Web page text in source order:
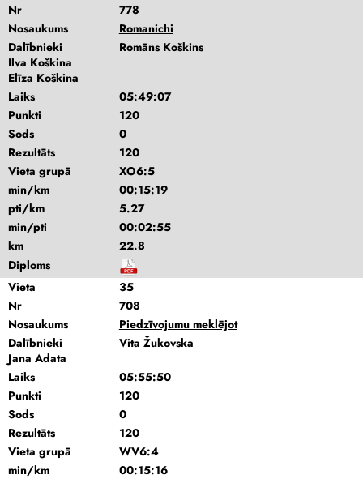
Nr
778
Nosaukums
Romanichi
Dalībnieki
Romāns Koškins
Ilva Koškina
Elīza Koškina
Laiks
05:49:07
Punkti
120
Sods
0
Rezultāts
120
Vieta grupā
XO6:5
min/km
00:15:19
pti/km
5.27
min/pti
00:02:55
km
22.8
Diploms
Vieta
35
Nr
708
Nosaukums
Piedzīvojumu meklējot
Dalībnieki
Vita Žukovska
Jana Adata
Laiks
05:55:50
Punkti
120
Sods
0
Rezultāts
120
Vieta grupā
WV6:4
min/km
00:15:16